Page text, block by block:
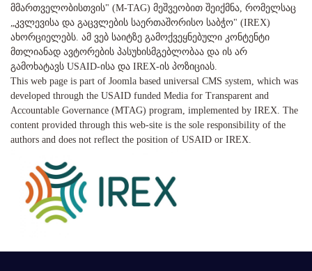
მმართველობისთვის" (M-TAG) მეშვეობით შეიქმნა, რომელსაც
„კვლევისა და გაცვლების საერთაშორისო საბჭო" (IREX)
ახორციელებს. ამ ვებ საიტზე გამოქვეყნებული კონტენტი
მთლიანად ავტორების პასუხისმგებლობაა და ის არ
გამოხატავს USAID-ისა და IREX-ის პოზიციას.
This web page is part of Joomla based universal CMS system, which was
developed through the USAID funded Media for Transparent and
Accountable Governance (MTAG) program, implemented by IREX. The
content provided through this web-site is the sole responsibility of the
authors and does not reflect the position of USAID or IREX.